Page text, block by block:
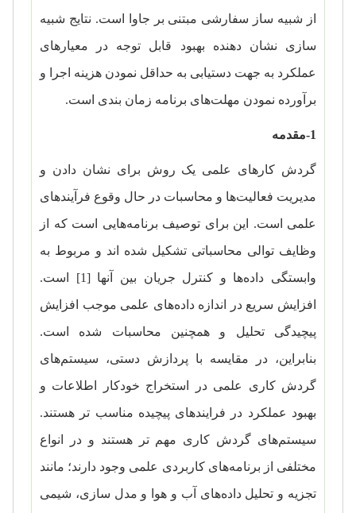
از شبیه ساز سفارشی مبتنی بر جاوا است. نتایج شبیه
سازی نشان دهنده بهبود قابل توجه در معیارهای
عملکرد به جهت دستیابی به حداقل نمودن هزینه اجرا و
برآورده نمودن مهلت‌های برنامه زمان بندی است.
1-مقدمه
گردش کار‌های علمی یک روش برای نشان دادن و
مدیریت فعالیت‌ها و محاسبات در حال وقوع فرآیندهای
علمی ‌است. این برای توصیف برنامه‌هایی است که از
وظایف توالی محاسباتی تشکیل شده اند و مربوط به
وابستگی داده‌ها و کنترل جریان بین آنها [1] است.
افزایش سریع در اندازه داده‌های علمی موجب افزایش
پیچیدگی تحلیل و همچنین محاسبات شده است.
بنابراین، در مقایسه با پردازش دستی، سیستم‌های
گردش کاری علمی ‌در استخراج خودکار اطلاعات و
بهبود عملکرد در فرایند‌های پیچیده مناسب تر هستند.
سیستم‌های گردش کاری مهم تر هستند و در انواع
مختلفی از برنامه‌های کاربردی علمی وجود دارند؛ مانند
تجزیه و تحلیل داده‌های آب و هوا و مدل سازی، شیمی